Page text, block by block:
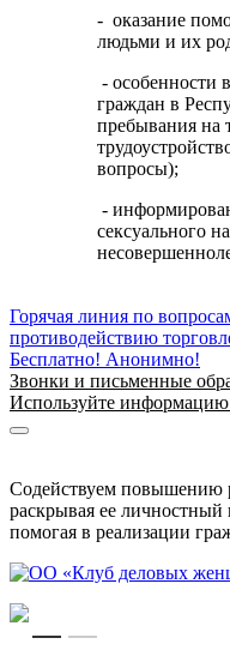
- оказание
людьми и их
- особенности
граждан в
пребывания на
вопросы);
-
сексуального
Горячая линия по
противодействию
Бесплатно! Анонимно!
Звонки и письменные
Используйте
Содействуем повышению
раскрывая ее
помогая в реализации
RUEN